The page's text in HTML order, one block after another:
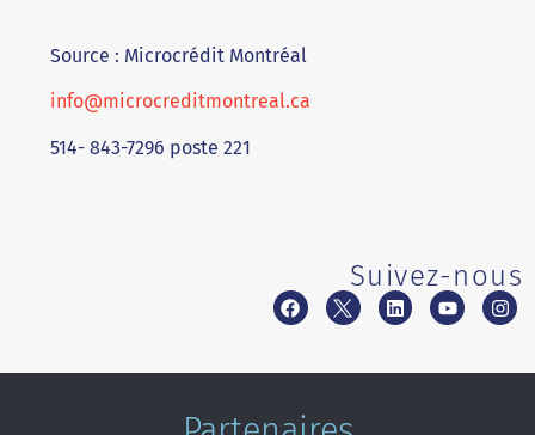
Source : Microcrédit Montréal
info@microcreditmontreal.ca
514- 843-7296 poste 221
Suivez-nous